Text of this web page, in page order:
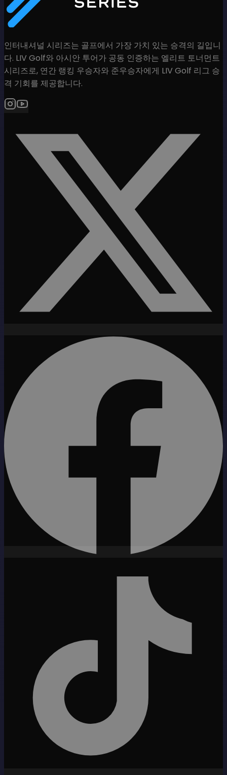
인터내셔널 시리즈는 골프에서 가장 가치 있는 승격의 길입니
다. LIV Golf와 아시안 투어가 공동 인증하는 엘리트 토너먼트
시리즈로, 연간 랭킹 우승자와 준우승자에게 LIV Golf 리그 승
격 기회를 제공합니다.